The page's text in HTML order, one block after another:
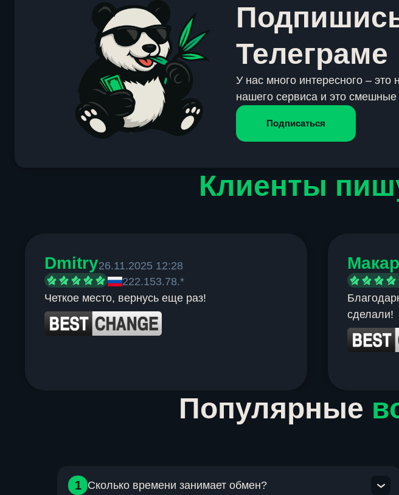
Телеграме
У нас много интересного – это
нашего сервиса и это
Подписаться
Клиенты
Dmitry26.11.2025 12:28
222.153.78.*
Четкое место, вернусь еще раз!
Макар
сделали!
Популярные
1 Сколько времени занимает обмен?